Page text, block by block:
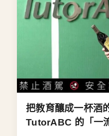
把教育釀成一杯酒
TutorABC 的「一